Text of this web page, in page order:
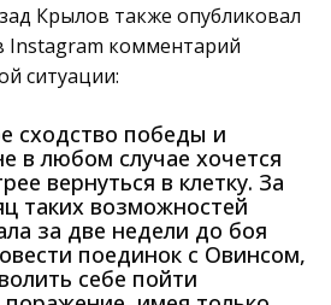
Крылов также опубликовал
Instagram комментарий
ситуации:
сходство победы и
в любом случае хочется
вернуться в клетку. За
таких возможностей
за две недели до боя
поединок с Овинсом,
себе пойти